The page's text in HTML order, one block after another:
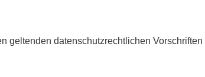
datenschutzrechtlichen